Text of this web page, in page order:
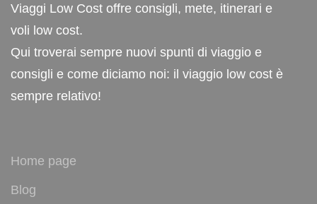
Viaggi Low Cost offre consigli, mete, itinerari e
voli low cost.
Qui troverai sempre nuovi spunti di viaggio e
consigli e come diciamo noi: il viaggio low cost è
sempre relativo!
Home page
Blog